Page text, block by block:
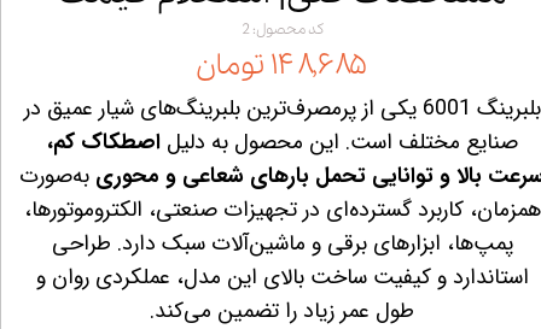
کد محصول: 2
۱۴۸,۶۸۵ تومان
بلبرینگ 6001 یکی از پرمصرف‌ترین بلبرینگ‌های شیار عمیق در
صنایع مختلف است. این محصول به دلیل اصطکاک کم،
بالا و توانایی تحمل بارهای شعاعی و محوری به‌صورت
همزمان، کاربرد گسترده‌ای در تجهیزات صنعتی، الکتروموتورها،
پمپ‌ها، ابزارهای برقی و ماشین‌آلات سبک دارد. طراحی
استاندارد و کیفیت ساخت بالای این مدل، عملکردی روان و
طول عمر زیاد را تضمین می‌کند.